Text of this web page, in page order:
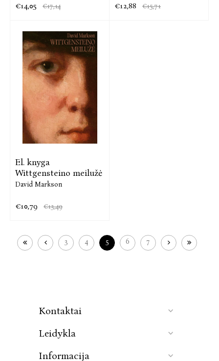
€14,05 €17,14 €12,88 €15,71
El. knyga
Wittgensteino meilužė
David Markson
€10,79 €13,49
3 4 5 6 7
Kontaktai
Leidykla
Informacija